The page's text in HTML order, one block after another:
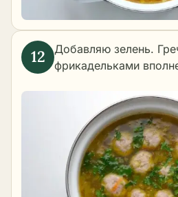
Добавляю зелень.
фрикадельками